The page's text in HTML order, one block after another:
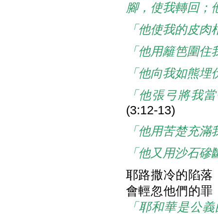
腳，使我轉回；
「他使我的皮
「他用籬笆圍
「他向我如熊
「他張弓將我
(3:12-13)
「他用苦楚充
「他又用沙石
耶路撒冷的陷落
會輕忽他們的罪
「耶和華是公